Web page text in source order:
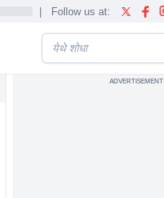
| Follow us at:
ADVERTISEMENT